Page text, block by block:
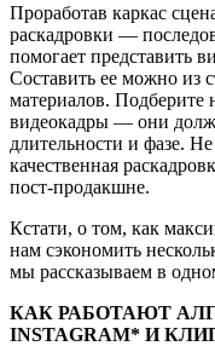
Проработав каркас
раскадровки —
помогает представить
Составить ее можно из
материалов. Подберите
видеокадры — они
длительности и фазе.
качественная
пост-продакшне.
Кстати, о том, как
нам сэкономить
мы рассказываем в
КАК РАБОТАЮТ
INSTAGRAM* И